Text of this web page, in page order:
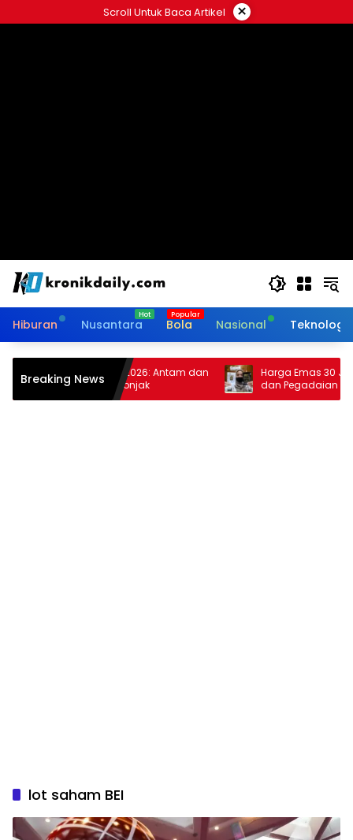
ke
Scroll Untuk Baca Artikel ×
Hiburan Nusantara Bola Nasional Teknologi
Breaking News
Emas 10 Februari 2026: Antam dan
Kembali Melonjak
Harga Emas 30 Januari
dan Pegadaian Terus
lot saham BEI